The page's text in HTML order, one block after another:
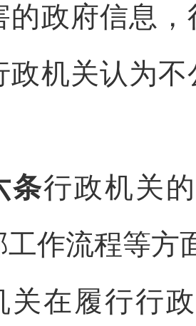
的政府信息
政机关认为
条行政机关
工作流程等方
关在履行行